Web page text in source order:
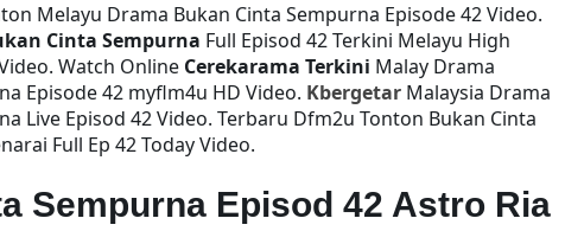
Melayu Drama Bukan Cinta Sempurna Episode 42 Video.
Cinta Sempurna Full Episod 42 Terkini Melayu High
Watch Online Cerekarama Terkini Malay Drama
Episode 42 myflm4u HD Video. KbergetarMalaysia Drama
Live Episod 42 Video. Terbaru Dfm2u Tonton Bukan Cinta
Full Ep 42 Today Video.
Sempurna Episod 42 Astro Ria